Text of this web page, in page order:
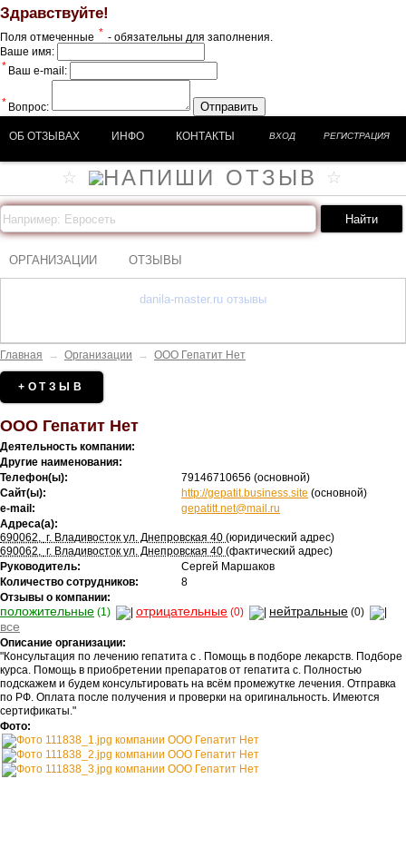
Здравствуйте!
Поля отмеченные * - обязательны для заполнения.
Ваше имя:
* Ваш e-mail:
* Вопрос: Отправить
ОБ ОТЗЫВАХ ИНФО КОНТАКТЫ ВХОД РЕГИСТРАЦИЯ
ОРГАНИЗАЦИИ ОТЗЫВЫ
danila-master.ru отзывы
Главная → Организации → ООО Гепатит Нет
+ОТЗЫВ
ООО Гепатит Нет
Деятельность компании:
Другие наименования:
Телефон(ы):
79146710656 (основной)
Сайт(ы):
http://gepatit.business.site (основной)
e-mail:
gepatitt.net@mail.ru
Адреса(а):
690062, г. Владивосток ул. Днепровская 40 (юридический адрес)
690062, г. Владивосток ул. Днепровская 40 (фактический адрес)
Руководитель:
Сергей Маршаков
Количество сотрудников:
8
Отзывы о компании:
положительные (1) отрицательные (0) нейтральные (0)
все
Описание организации:
"Консультация по лечению гепатита с . Помощь в подборе лекарств. Подборе
курса. Помощь в приобретении препаратов от гепатита с. Полностью
подскажем и будем консультировать на всём промежутке лечения. Отправка
по РФ. Оплата после получения и проверки на оригинальность. Имеются
сертификаты."
Фото: